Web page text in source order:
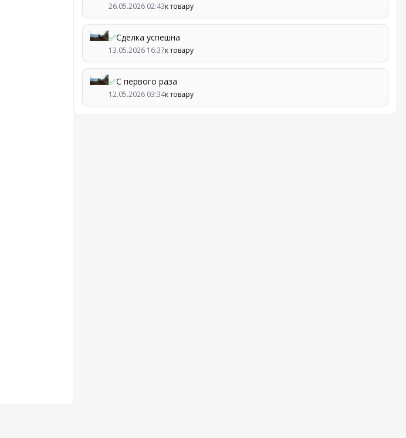
26.05.2026 02:43к товару
✅Сделка успешна
13.05.2026 16:37к товару
✅С первого раза
12.05.2026 03:34к товару